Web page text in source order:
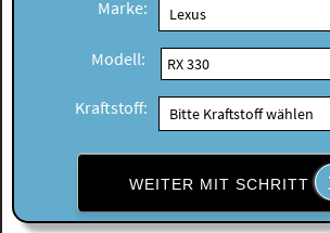
Marke:
Modell:
Kraftstoff:
WEITER MIT SCHRITT